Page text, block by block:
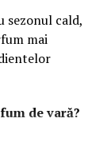
este
poate
de publicul
trebuie să
sezonul cald,
mai
de vară?